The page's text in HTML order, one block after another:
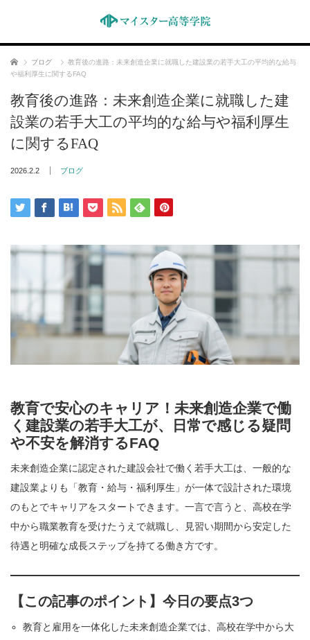
ホーム ブログ
教育後の進路：未来創造企業に就職した建設業の若手大工の平均的な給与
や福利厚生に関するFAQ
教育後の進路：未来創造企業に就職した建
設業の若手大工の平均的な給与や福利厚生
に関するFAQ
2026.2.2 ブログ
教育で安心のキャリア！未来創造企業で働
く建設業の若手大工が、日常で感じる疑問
や不安を解消するFAQ
未来創造企業に認定された建設会社で働く若手大工は、一般的な
建設業よりも「教育・給与・福利厚生」が一体で設計された環境
のもとでキャリアをスタートできます。一言で言うと、高校在学
中から職業教育を受けたうえで就職し、見習い期間から安定した
待遇と明確な成長ステップを持てる働き方です。
【この記事のポイント】今日の要点3つ
教育と雇用を一体化した未来創造企業では、高校在学中から大